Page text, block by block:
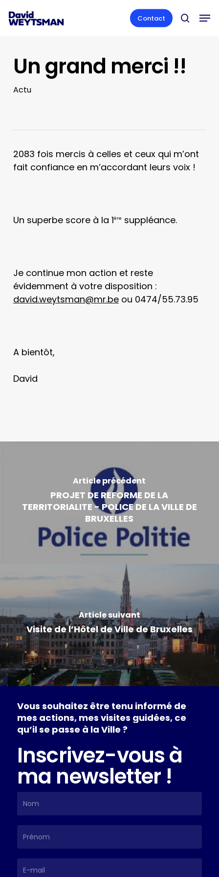
Contact search
Un grand merci !!
Actu
2083 fois mercis à celles et ceux qui m’ont
fait confiance en m’accordant leurs voix !
Un superbe score à la 1ère suppléance.
Je continue mon action et reste
évidemment à votre disposition :
david.weytsman@mr.beou 0474/55.73.95
A bientôt,
David
Article précédent
PROJET DE REFORME DE LA
TERRITORIALITE - POLICE DE LA VILLE DE
BRUXELLES
Article suivant
Visite de l’Hôtel de Ville de Bruxelles
Vous souhaitez être tenu informé de
mes actions, mes visites guidées, ce
qu’ilse passe à la Ville?
Inscrivez-vous à
ma newsletter !